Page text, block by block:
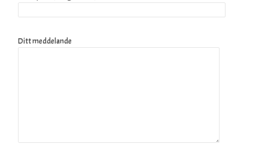
Ditt meddelande